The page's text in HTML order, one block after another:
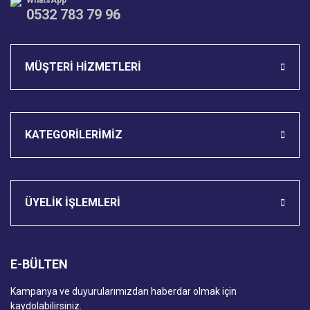
0532 783 79 96
MÜŞTERİ HİZMETLERİ
KATEGORİLERİMİZ
ÜYELİK İŞLEMLERİ
E-BÜLTEN
Kampanya ve duyurularımızdan haberdar olmak için
kaydolabilirsiniz.